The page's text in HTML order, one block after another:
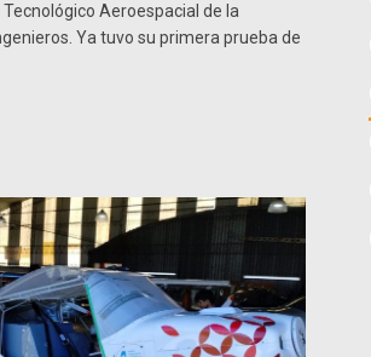
Aeroespacial de la
Ya tuvo su primera prueba de